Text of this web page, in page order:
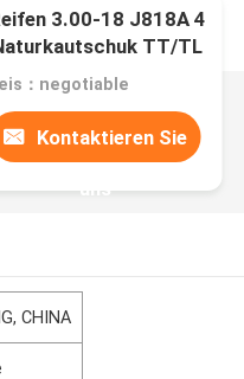
3.00-18 J818A 4
TT/TL
：negotiable
Kontaktieren Sie
uns
CHINA